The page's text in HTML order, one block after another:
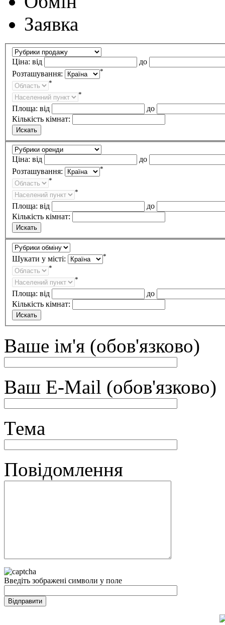
Заявка
Ціна: від
до
Розташування:
*
*
*
Площа: від
до
Кількість кімнат:
Ціна: від
до
Розташування:
*
*
*
Площа: від
до
Кількість кімнат:
Шукати у місті:
*
*
*
Площа: від
до
Кількість кімнат:
Ваше ім'я (обов'язково)
Ваш E-Mail (обов'язково)
Тема
Повідомлення
Введіть зображені символи у поле